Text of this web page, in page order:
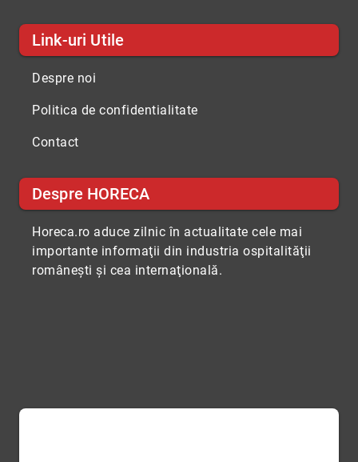
Link-uri Utile
Despre noi
Politica de confidentialitate
Contact
Despre HORECA
Horeca.ro aduce zilnic în actualitate cele mai
importante informaţii din industria ospitalităţii
româneşti şi cea internaţională.